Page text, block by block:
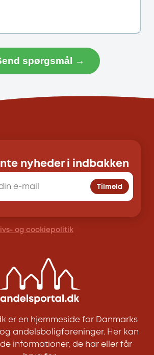
spørgsmål →
nyheder i indbakken
Tilmeld
og cookiepolitik
er en hjemmeside for Danmarks
andelsboligforeninger. Her kan
informationer, de har eller får